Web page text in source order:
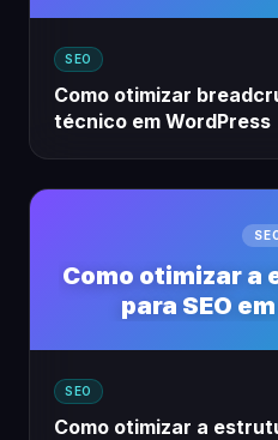
SEO
Como otimizar
técnico em WordPress
Como otimizar a
para SEO
SEO
Como otimizar a